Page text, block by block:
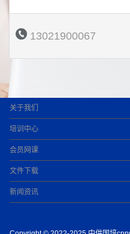
13021900067
关于我们
培训中心
会员网课
文件下载
新闻资讯